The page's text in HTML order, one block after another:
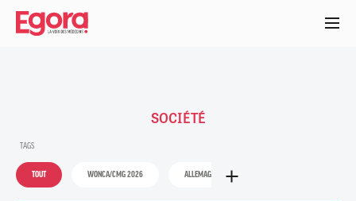
Aller
contenu
SOCIÉTÉ
TAGS
TOUT WONCA/CMG 2026 ALLEMAGNE